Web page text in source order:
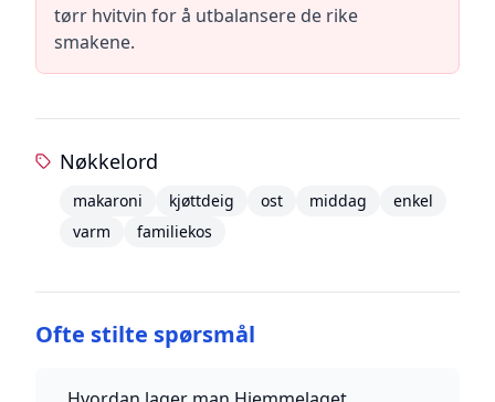
tørr hvitvin for å utbalansere de rike
smakene.
Nøkkelord
makaroni kjøttdeig ost middag
enkel
varm
familiekos
Ofte stilte spørsmål